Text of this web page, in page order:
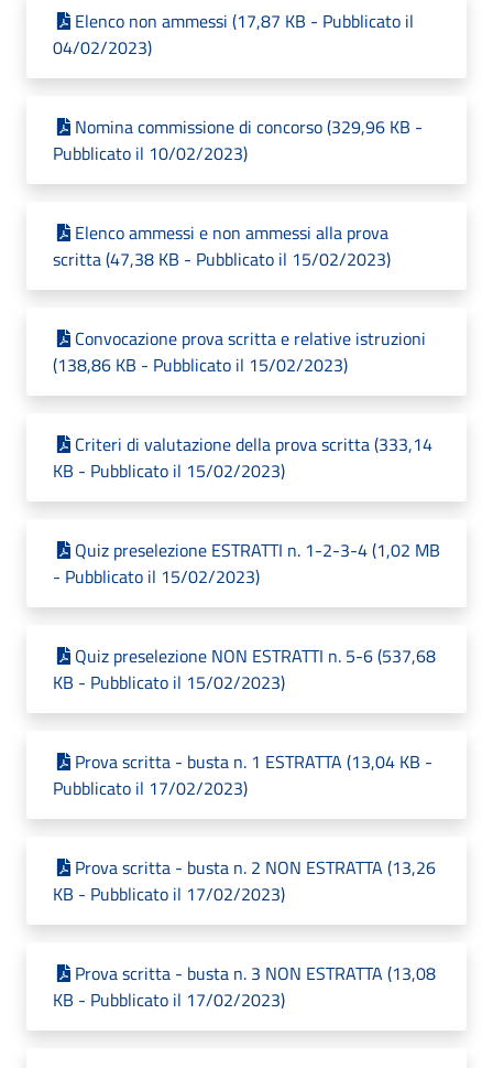
Elenco non ammessi (17,87 KB - Pubblicato il
04/02/2023)
Nomina commissione di concorso (329,96 KB -
Pubblicato il 10/02/2023)
Elenco ammessi e non ammessi alla prova
scritta (47,38 KB - Pubblicato il 15/02/2023)
Convocazione prova scritta e relative istruzioni
(138,86 KB - Pubblicato il 15/02/2023)
Criteri di valutazione della prova scritta (333,14
KB - Pubblicato il 15/02/2023)
Quiz preselezione ESTRATTI n. 1-2-3-4 (1,02 MB
- Pubblicato il 15/02/2023)
Quiz preselezione NON ESTRATTI n. 5-6 (537,68
KB - Pubblicato il 15/02/2023)
Prova scritta - busta n. 1 ESTRATTA (13,04 KB -
Pubblicato il 17/02/2023)
Prova scritta - busta n. 2 NON ESTRATTA (13,26
KB - Pubblicato il 17/02/2023)
Prova scritta - busta n. 3 NON ESTRATTA (13,08
KB - Pubblicato il 17/02/2023)